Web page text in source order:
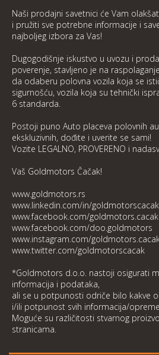
Naši prodajni savetnici će Vam
i pružiti sve potrebne informacije i
najboljeg izbora za Vas!
Dugogodišnje iskustvo u uvozu i
poverenje, stavljeno je na
da odaberu polovna vozila koja se
sigurnošću, vozila koja su tehnički
6 standarda.
Postoji puno Auto placeva polovnih
ekskluzivnih, dođite i uverite se sami!
Vozite LEGALNO, PROVERENO i
Vaš Goldmotors Čačak!
www.goldmotors.rs
www.linkedin.com/in/goldmotorscacak
www.facebook.com/goldmotors.cacak
www.facebook.com/doo.goldmotors
www.instagram.com/
www.twitter.com/goldmotorscacak
*Goldmotors d.o.o. nastoji osigurati
informacija i podataka,
ali se u potpunosti odriče bilo kakve
i/ili potpunost svih informacija/
Moguće su različitosti stvarnog
stranicama.